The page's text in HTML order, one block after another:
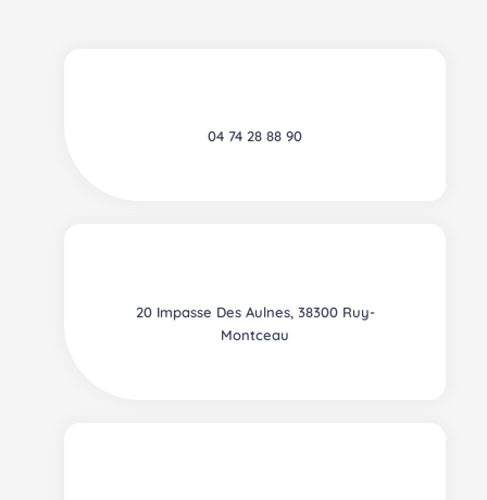
04 74 28 88 90
20 Impasse Des Aulnes, 38300 Ruy-
Montceau